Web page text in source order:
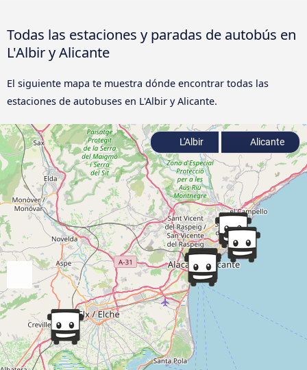
Todas las estaciones y paradas de autobús en
L'Albir y Alicante
El siguiente mapa te muestra dónde encontrar todas las
estaciones de autobuses en L'Albir y Alicante.
L'Albir Alicante